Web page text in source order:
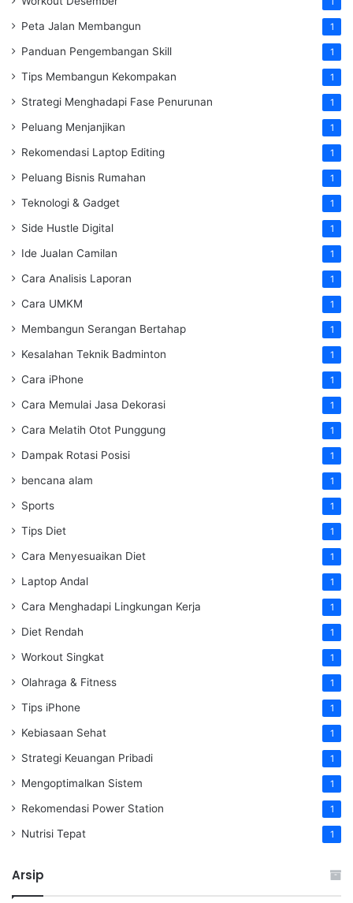
Peta Jalan Membangun 1
Panduan Pengembangan Skill 1
Tips Membangun Kekompakan 1
Strategi Menghadapi Fase Penurunan 1
Peluang Menjanjikan 1
Rekomendasi Laptop Editing 1
Peluang Bisnis Rumahan 1
Teknologi & Gadget 1
Side Hustle Digital 1
Ide Jualan Camilan 1
Cara Analisis Laporan 1
Cara UMKM 1
Membangun Serangan Bertahap 1
Kesalahan Teknik Badminton 1
Cara iPhone 1
Cara Memulai Jasa Dekorasi 1
Cara Melatih Otot Punggung 1
Dampak Rotasi Posisi 1
bencana alam 1
Sports 1
Tips Diet 1
Cara Menyesuaikan Diet 1
Laptop Andal 1
Cara Menghadapi Lingkungan Kerja 1
Diet Rendah 1
Workout Singkat 1
Olahraga & Fitness 1
Tips iPhone 1
Kebiasaan Sehat 1
Strategi Keuangan Pribadi 1
Mengoptimalkan Sistem 1
Rekomendasi Power Station 1
Nutrisi Tepat 1
Arsip